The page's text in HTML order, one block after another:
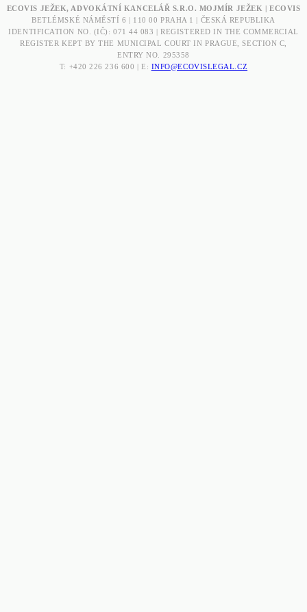
ECOVIS JEŽEK, ADVOKÁTNÍ KANCELÁŘ S.R.O. MOJMÍR JEŽEK | ECOVIS
BETLÉMSKÉ NÁMĚSTÍ 6 | 110 00 PRAHA 1 | ČESKÁ REPUBLIKA
IDENTIFICATION NO. (IČ): 071 44 083 | REGISTERED IN THE COMMERCIAL
REGISTER KEPT BY THE MUNICIPAL COURT IN PRAGUE, SECTION C,
ENTRY NO. 295358
T: +420 226 236 600 | E: INFO@ECOVISLEGAL.CZ